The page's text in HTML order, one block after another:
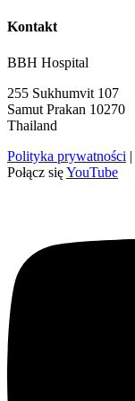
Kontakt
BBH Hospital
255 Sukhumvit 107
Samut Prakan 10270
Thailand
Polityka prywatności |
Połącz sięYouTube